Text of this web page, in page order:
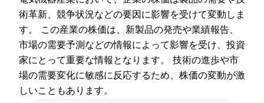
術革新、競争状況などの要因に影響を受けて変動しま
す。 この産業の株価は、新製品の発売や業績報告、
市場の需要予測などの情報によって影響を受け、投資
家にとって重要な情報となります。 技術の進歩や市
場の需要変化に敏感に反応するため、株価の変動が激
しいこともあります。